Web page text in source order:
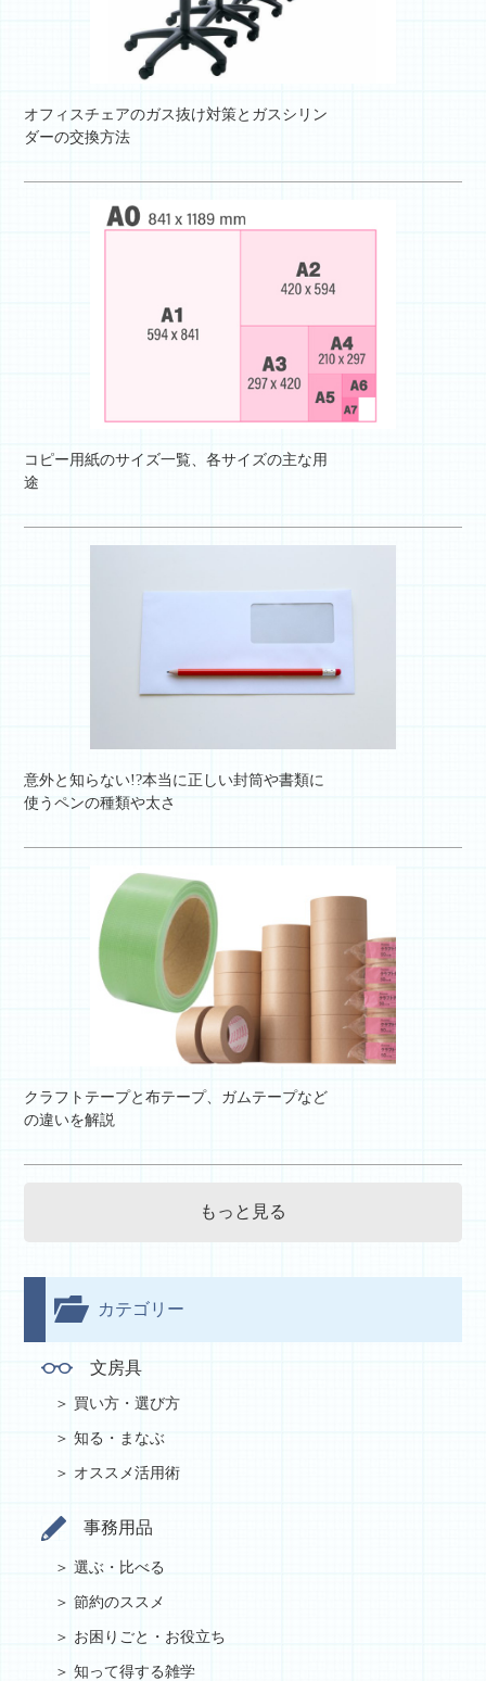
オフィスチェアのガス抜け対策とガスシリン
ダーの交換方法
コピー用紙のサイズ一覧、各サイズの主な用
途
意外と知らない!?本当に正しい封筒や書類に
使うペンの種類や太さ
クラフトテープと布テープ、ガムテープなど
の違いを解説
もっと見る
カテゴリー
文房具
買い方・選び方
知る・まなぶ
オススメ活用術
事務用品
選ぶ・比べる
節約のススメ
お困りごと・お役立ち
知って得する雑学